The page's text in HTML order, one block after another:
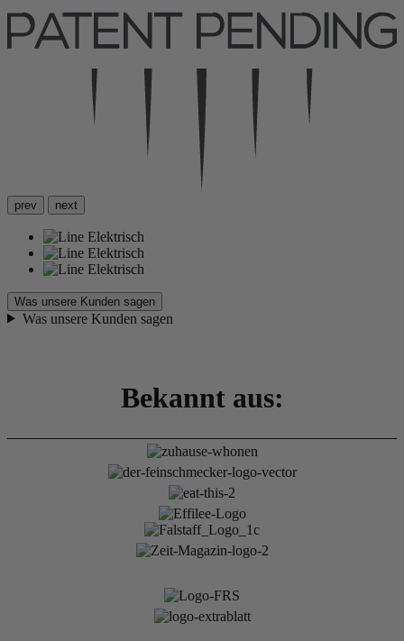
prev next
Was unsere Kunden sagen
Was unsere Kunden sagen
Bekannt aus: